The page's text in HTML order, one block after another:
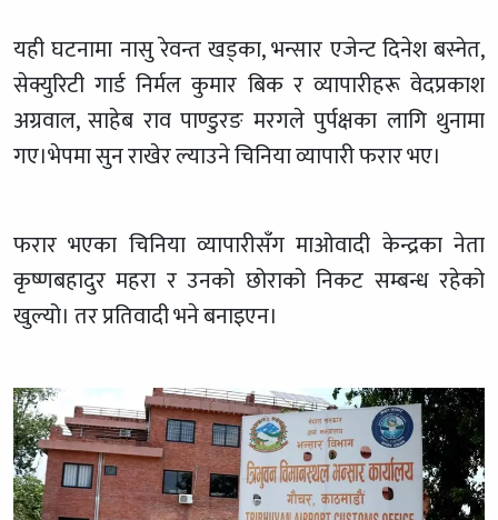
यही घटनामा नासु रेवन्त खड्का, भन्सार एजेन्ट दिनेश बस्नेत,
सेक्युरिटी गार्ड निर्मल कुमार बिक र व्यापारीहरू वेदप्रकाश
अग्रवाल, साहेब राव पाण्डुरङ मरगले पुर्पक्षका लागि थुनामा
गए।भेपमा सुन राखेर ल्याउने चिनिया व्यापारी फरार भए।
फरार भएका चिनिया व्यापारीसँग माओवादी केन्द्रका नेता
कृष्णबहादुर महरा र उनको छोराको निकट सम्बन्ध रहेको
खुल्यो। तर प्रतिवादी भने बनाइएन।